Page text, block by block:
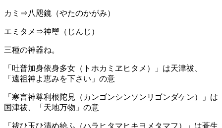
カミ⇒八咫鏡（やたのかがみ）
エミタメ⇒神璽（じんじ）
三種の神器ね。
「吐普加身依身多女（トホカミヱヒタメ）」は天津祓、
「遠祖神よ恵みを下さい」の意
「寒言神尊利根陀見（カンゴンシンソンリゴンダケン）」は
国津祓、「天地万物」の意
「祓ひ玉ひ清め給ふ（ハラヒタマヒキヨメタマフ）」は蒼生